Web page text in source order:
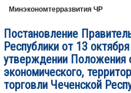
Минэкономтерразвития ЧР
Постановление
Республики от 13
утверждении Положения
экономического,
торговли Чеченской